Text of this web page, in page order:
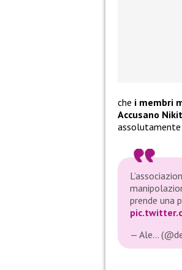
che i membri
Accusano
assolutamente
prende una
— Ale…